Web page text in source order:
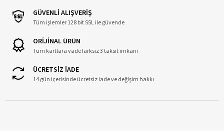
GÜVENLİ ALIŞVERİŞ
Tüm işlemler 128 bit SSL ile güvende
ORİJİNAL ÜRÜN
Tüm kartlara vade farksız 3 taksit imkanı
ÜCRETSİZ İADE
14 gün içerisinde ücretsiz iade ve değişim hakkı